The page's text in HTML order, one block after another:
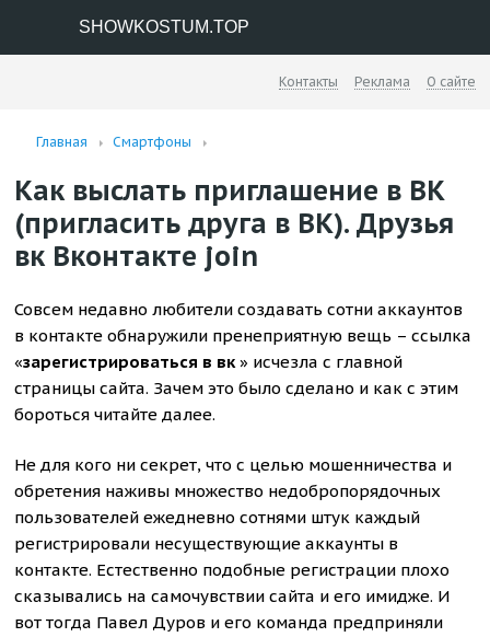
SHOWKOSTUM.TOP
Контакты Реклама О сайте
Главная Смартфоны
Как выслать приглашение в ВК
(пригласить друга в ВК). Друзья
вк Вконтакте join
Совсем недавно любители создавать сотни аккаунтов
в контакте обнаружили пренеприятную вещь – ссылка
«зарегистрироваться в вк» исчезла с главной
страницы сайта. Зачем это было сделано и как с этим
бороться читайте далее.
Не для кого ни секрет, что с целью мошенничества и
обретения наживы множество недобропорядочных
пользователей ежедневно сотнями штук каждый
регистрировали несуществующие аккаунты в
контакте. Естественно подобные регистрации плохо
сказывались на самочувствии сайта и его имидже. И
вот тогда Павел Дуров и его команда предприняли